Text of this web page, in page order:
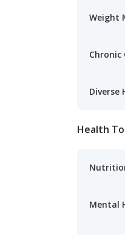
Weight
Chronic
Diverse
Health
Mental